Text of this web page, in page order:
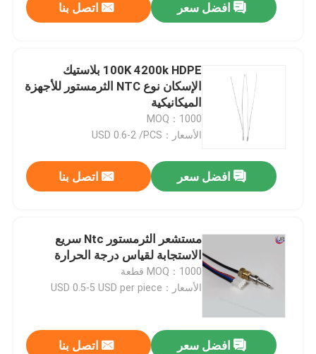
افضل سعر اتصل بنا
100K 4200k HDPE بلاستيك
الإسكان نوع NTC الثرمستور للأجهزة
الميكانيكية
MOQ：1000
الأسعار：USD 0.6-2 /PCS
افضل سعر اتصل بنا
مستشعر الثرمستور Ntc سريع
الاستجابة لقياس درجة الحرارة
MOQ：1000 قطعة
الأسعار：USD 0.5-5 USD per piece
افضل سعر اتصل بنا